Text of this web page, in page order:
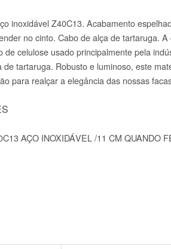
inoxidável Z40C13. Acabamento
no cinto. Cabo de alça de tartaruga.
de celulose usado principalmente pela
de tartaruga. Robusto e luminoso, este
para realçar a elegância das nossas
AÇO INOXIDÁVEL /11 CM QUANDO